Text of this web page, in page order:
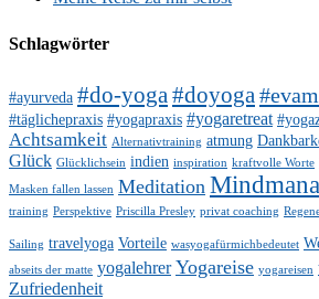
Schlagwörter
#ayurveda #do-yoga #doyoga
#täglichepraxis #yogapraxis #yogaretreat
Achtsamkeit Alternativtraining atmung
Glück Glücklichsein indien inspiration kraftvolle Worte
Masken fallen lassen Meditation
training Perspektive Priscilla Presley privat coaching
Sailing travelyoga Vorteile wasyogafürmichbedeutet
abseits der matte yogalehrer Yogareise yogareisen
Zufriedenheit